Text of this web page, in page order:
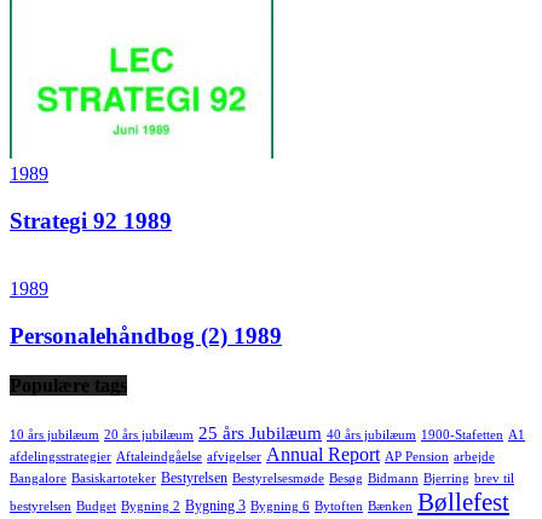
1989
Strategi 92 1989
1989
Personalehåndbog (2) 1989
Populære tags
10 års jubilæum 20 års jubilæum 25 års Jubilæum 40 års jubilæum 1900-Stafetten A1
afdelingsstrategier Aftaleindgåelse afvigelser Annual Report AP Pension arbejde
Bangalore Basiskartoteker Bestyrelsen Bestyrelsesmøde Besøg Bidmann Bjerring brev til
bestyrelsen Budget Bygning 2 Bygning 3 Bygning 6 Bytoften Bænken Bøllefest